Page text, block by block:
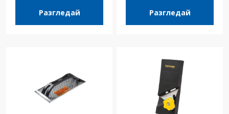
Разгледай Разгледай